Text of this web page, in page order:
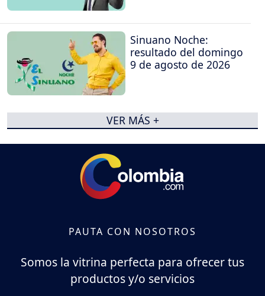
Sinuano Noche:
resultado del domingo
9 de agosto de 2026
VER MÁS +
PAUTA CON NOSOTROS
Somos la vitrina perfecta para ofrecer tus
productos y/o servicios